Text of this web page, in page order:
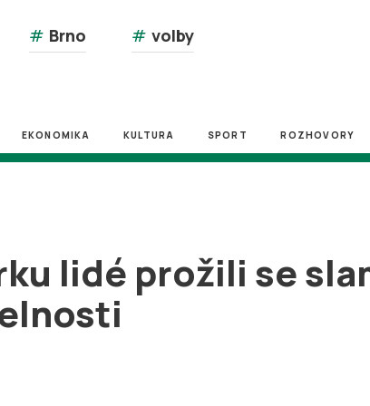
# Brno # volby
EKONOMIKA KULTURA SPORT ROZHOVORY
lidé prožili se